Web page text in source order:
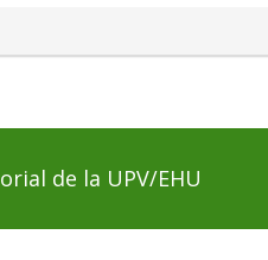
de la UPV/EHU